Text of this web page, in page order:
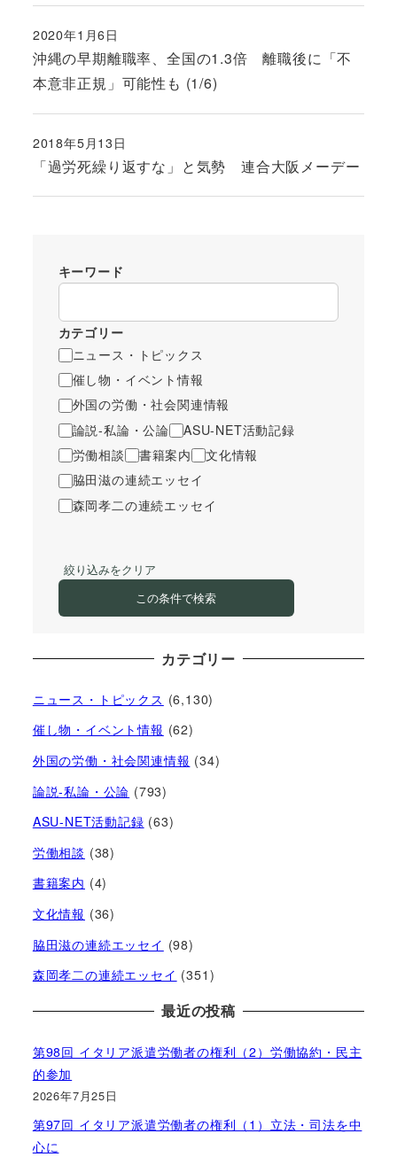
沖縄の早期離職率、全国の1.3倍 離職後に「不
本意非正規」可能性も (1/6)
投稿日
2020年1月6日
「過労死繰り返すな」と気勢 連合大阪メーデー
投稿日
2018年5月13日
キーワード
カテゴリー
ニュース・トピックス
催し物・イベント情報
外国の労働・社会関連情報
論説-私論・公論
ASU-NET活動記録
労働相談
書籍案内
文化情報
脇田滋の連続エッセイ
森岡孝二の連続エッセイ
絞り込みをクリア
この条件で検索
カテゴリー
ニュース・トピックス (6,130)
催し物・イベント情報 (62)
外国の労働・社会関連情報 (34)
論説-私論・公論 (793)
ASU-NET活動記録 (63)
労働相談 (38)
書籍案内 (4)
文化情報 (36)
脇田滋の連続エッセイ (98)
森岡孝二の連続エッセイ (351)
最近の投稿
第98回 イタリア派遣労働者の権利（2）労働協約・民主
的参加
2026年7月25日
第97回 イタリア派遣労働者の権利（1）立法・司法を中
心に